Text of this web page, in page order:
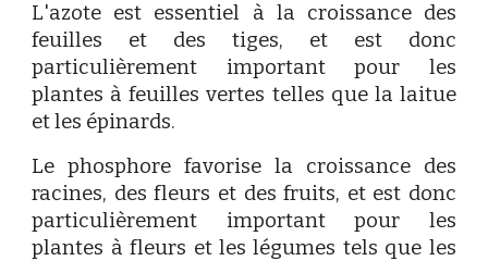
L'azote est essentiel à la croissance des
feuilles et des tiges, et est donc
particulièrement important pour les
plantes à feuilles vertes telles que la laitue
et les épinards.
Le phosphore favorise la croissance des
racines, des fleurs et des fruits, et est donc
particulièrement important pour les
plantes à fleurs et les légumes tels que les